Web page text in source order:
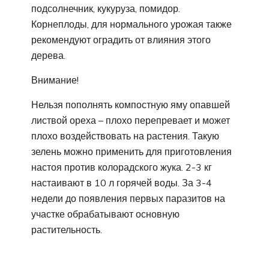
подсолнечник, кукуруза, помидор.
Корнеплоды, для нормального урожая также
рекомендуют оградить от влияния этого
дерева.
Внимание!
Нельзя пополнять компостную яму опавшей
листвой ореха – плохо перепревает и может
плохо воздействовать на растения. Такую
зелень можно применить для приготовления
настоя против колорадского жука. 2-3 кг
настаивают в 10 л горячей воды. За 3-4
недели до появления первых паразитов на
участке обрабатывают основную
растительность.